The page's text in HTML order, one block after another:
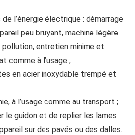
l’énergie électrique : démarrage
peu bruyant, machine légère
pollution, entretien minime et
comme à l’usage ;
en acier inoxydable trempé et
à l’usage comme au transport ;
le guidon et de replier les lames
sur des pavés ou des dalles.